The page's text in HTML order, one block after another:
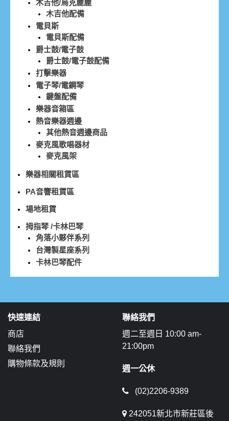
木吉他/烏克麗麗
木吉他配備
電貝斯
電貝斯配備
爵士鼓/電子鼓
爵士鼓/電子鼓配備
打擊樂器
電子琴/電鋼琴
鍵盤配備
樂器音箱區
熱音樂器週邊
其他熱音週邊商品
麥克風歌唱器材
麥克風架
樂器相關租賃區
PA音響租賃區
場地租賃
拇指琴 /卡林巴琴
角落小夥伴系列
台灣製星座系列
卡林巴琴配件
快速連結
商店
聯絡我們
購物條款及規則
聯絡我們
週二至週日 10:00 am-
21:00pm
週一公休
(02)2206-9389
242051新北市新莊區後